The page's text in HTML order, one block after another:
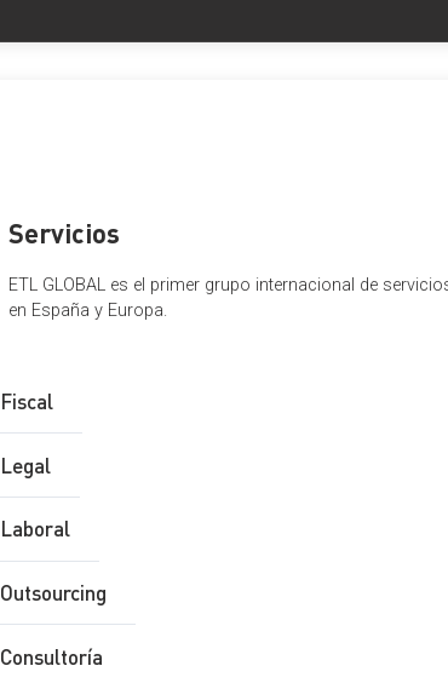
Servicios
ETL GLOBAL es el primer grupo internacional de
en España y Europa.
Fiscal
Legal
Laboral
Outsourcing
Consultoría